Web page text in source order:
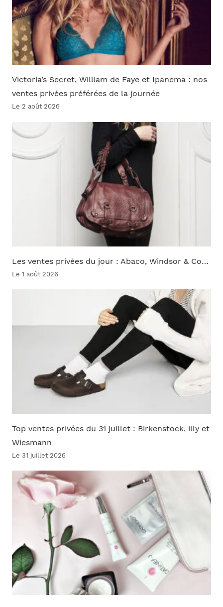
Victoria’s Secret, William de Faye et Ipanema : nos
ventes privées préférées de la journée
Le 2 août 2026
Les ventes privées du jour : Abaco, Windsor & Co…
Le 1 août 2026
Top ventes privées du 31 juillet : Birkenstock, illy et
Wiesmann
Le 31 juillet 2026